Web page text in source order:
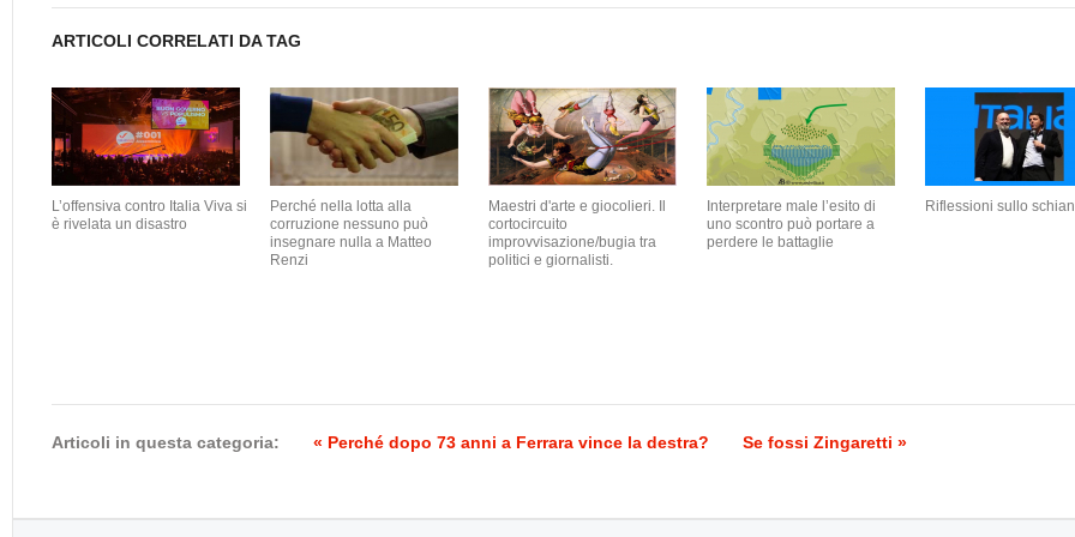
ARTICOLI CORRELATI DA TAG
L’offensiva contro Italia Viva si
è rivelata un disastro
Perché nella lotta alla
corruzione nessuno può
insegnare nulla a Matteo
Renzi
Maestri d'arte e giocolieri. Il
cortocircuito
improvvisazione/bugia tra
politici e giornalisti.
Interpretare male l’esito di
uno scontro può portare a
perdere le battaglie
Riflessioni sullo
Articoli in questa categoria: « Perché dopo 73 anni a Ferrara vince la destra? Se fossi Zingaretti »